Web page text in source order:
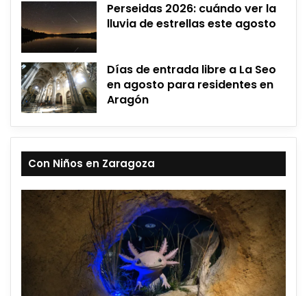
Perseidas 2026: cuándo ver la
lluvia de estrellas este agosto
Días de entrada libre a La Seo
en agosto para residentes en
Aragón
Con Niños en Zaragoza